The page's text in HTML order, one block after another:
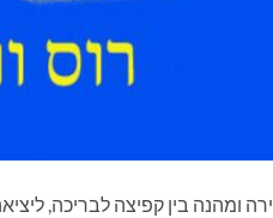
ומהנה בין קפיצה לבריכה,